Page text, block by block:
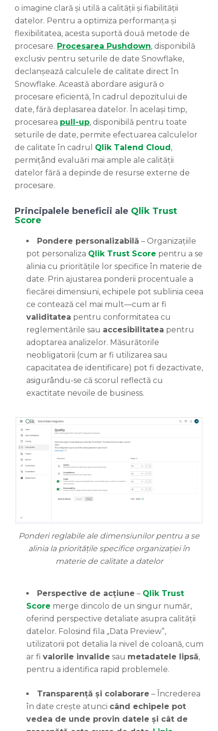
o imagine clară și utilă a calității și fiabilității
datelor. Pentru a optimiza performanța și
flexibilitatea, acesta suportă două metode de
procesare. Procesarea Pushdown, disponibilă
exclusiv pentru seturile de date Snowflake,
declanșează calculele de calitate direct în
Snowflake. Această abordare asigură o
procesare eficientă, în cadrul depozitului de
date, fără deplasarea datelor. În același timp,
procesarea pull-up, disponibilă pentru toate
seturile de date, permite efectuarea calculelor
de calitate în cadrul Qlik Talend Cloud,
permițând evaluări mai ample ale calității
datelor fără a depinde de resurse externe de
procesare.
Principalele beneficii ale Qlik Trust
Score
Pondere personalizabilă – Organizațiile
pot personaliza Qlik Trust Score pentru a se
alinia cu prioritățile lor specifice în materie de
date. Prin ajustarea ponderii procentuale a
fiecărei dimensiuni, echipele pot sublinia ceea
ce contează cel mai mult—cum ar fi
validitatea pentru conformitatea cu
reglementările sau accesibilitatea pentru
adoptarea analizelor. Măsurătorile
neobligatorii (cum ar fi utilizarea sau
capacitatea de identificare) pot fi dezactivate,
asigurându-se că scorul reflectă cu
exactitate nevoile de business.
Ponderi reglabile ale dimensiunilor pentru a se
alinia la prioritățile specifice organizației în
materie de calitate a datelor
Perspective de acțiune – Qlik Trust
Score merge dincolo de un singur număr,
oferind perspective detaliate asupra calității
datelor. Folosind fila „Data Preview”,
utilizatorii pot detalia la nivel de coloană, cum
ar fi valorile invalide sau metadatele lipsă,
pentru a identifica rapid problemele.
Transparență și colaborare – Încrederea
în date crește atunci când echipele pot
vedea de unde provin datele și cât de